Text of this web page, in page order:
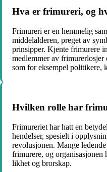
Hva er frimureri, og
Frimureri er en hemmelig
middelalderen, preget av
prinsipper. Kjente frimurere
medlemmer av
som for eksempel politikere,
Hvilken rolle har
Frimureriet har hatt en
hendelser, spesielt i
revolusjonen. Mange
frimurere, og
likhet og brorskap.